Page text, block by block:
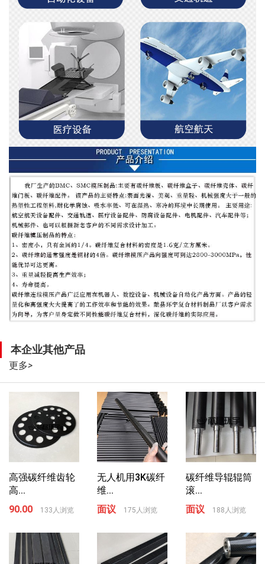
本企业其他产品
更多>
高强碳纤维齿轮
高...
90.00
133人浏览
无人机用3K碳纤
维...
面议
175人浏览
碳纤维导辊辊筒
滚...
面议
188人浏览